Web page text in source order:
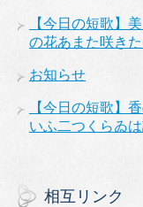
【今日の短歌】
の花あまた咲きた
お知らせ
【今日の短歌】
いふ二つくらゐ
相互リンク